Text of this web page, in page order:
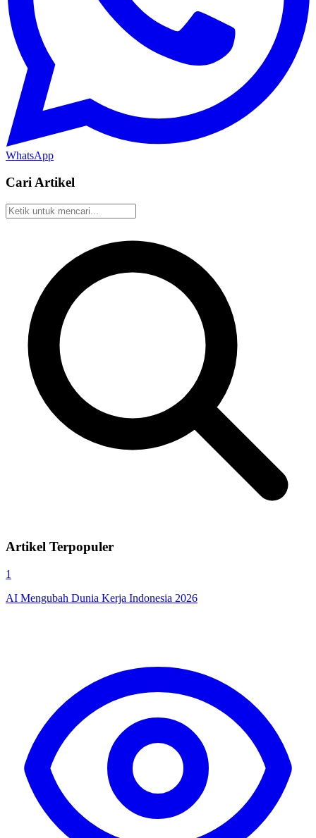
WhatsApp
Cari Artikel
Artikel Terpopuler
1
AI Mengubah Dunia Kerja Indonesia 2026